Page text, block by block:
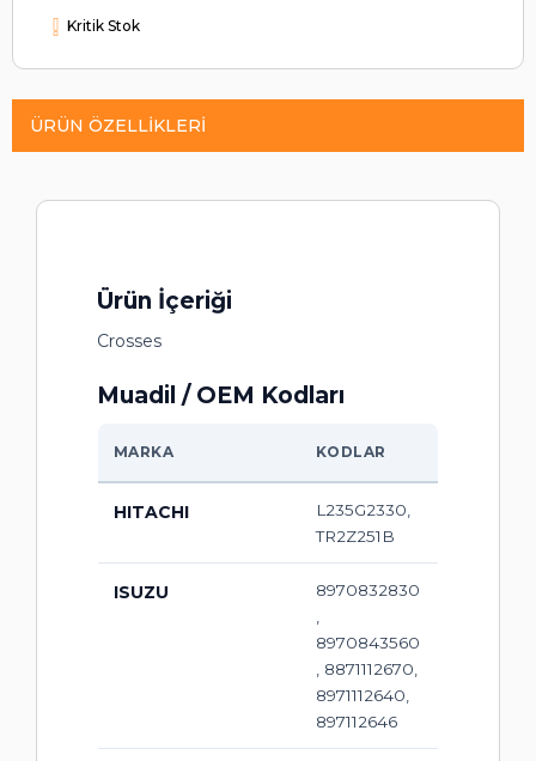
Kritik Stok
ÜRÜN ÖZELLIKLERI
Ürün İçeriği
Crosses
Muadil / OEM Kodları
MARKA KODLAR
HITACHI
L235G2330,
TR2Z251B
ISUZU
8970832830
,
8970843560
, 8871112670,
8971112640,
897112646